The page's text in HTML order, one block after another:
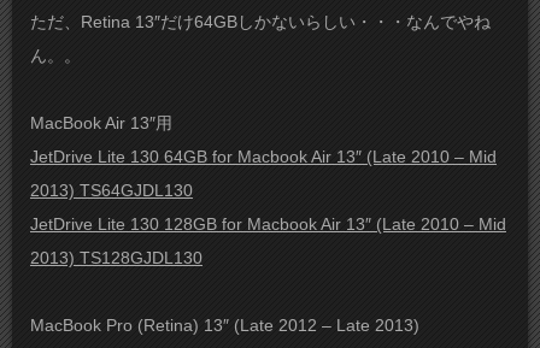
ただ、Retina 13″だけ64GBしかないらしい・・・なんでやね
ん。。
MacBook Air 13″用
JetDrive Lite 130 64GB for Macbook Air 13″ (Late 2010 – Mid
2013) TS64GJDL130
JetDrive Lite 130 128GB for Macbook Air 13″ (Late 2010 – Mid
2013) TS128GJDL130
MacBook Pro (Retina) 13″ (Late 2012 – Late 2013)